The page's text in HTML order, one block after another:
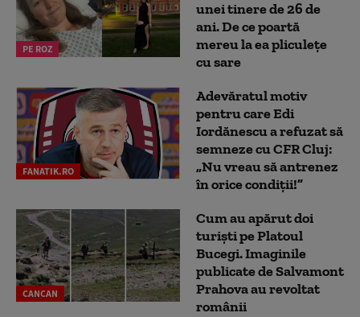
PE ROZ
unei tinere de 26 de
ani. De ce poartă
mereu la ea pliculețe
cu sare
FANATIK.RO
Adevăratul motiv
pentru care Edi
Iordănescu a refuzat să
semneze cu CFR Cluj:
„Nu vreau să antrenez
în orice condiții!”
CANCAN
Cum au apărut doi
turiști pe Platoul
Bucegi. Imaginile
publicate de Salvamont
Prahova au revoltat
românii